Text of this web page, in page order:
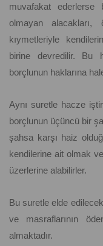
muvafakat ederlerse
olmayan
kıymetleriyle
birine devredilir. Bu
borçlunun haklarına
Aynı suretle hacze
borçlunun üçüncü bir
şahsa karşı haiz
kendilerine ait olmak
üzerlerine alabilirler.
Bu suretle elde
ve masraflarının
almaktadır.